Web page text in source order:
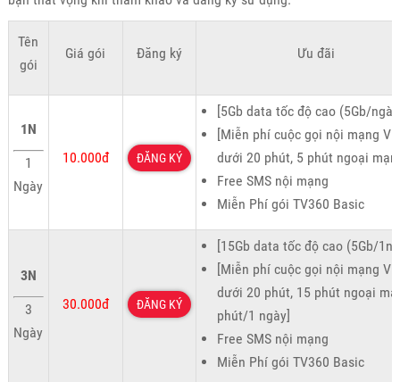
Tên
gói
Giá gói Đăng ký Ưu đãi
1N
1
Ngày
10.000đ ĐĂNG KÝ
[5Gb data tốc độ cao (5Gb/
[Miễn phí cuộc gọi nội mạng
dưới 20 phút, 5 phút ngoại
Free SMS nội mạng
Miễn Phí gói TV360 Basic
3N
3
Ngày
30.000đ ĐĂNG KÝ
[15Gb data tốc độ cao (5Gb/
[Miễn phí cuộc gọi nội mạng
dưới 20 phút, 15 phút ngoại
phút/1 ngày]
Free SMS nội mạng
Miễn Phí gói TV360 Basic